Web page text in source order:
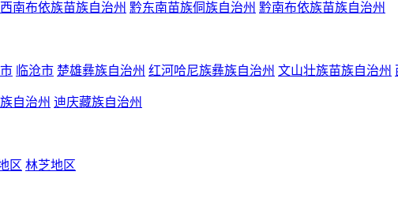
南布依族苗族自治州 黔东南苗族侗族自治州 黔南布依族苗族自治州
临沧市 楚雄彝族自治州 红河哈尼族彝族自治州 文山壮族苗族自治州
自治州 迪庆藏族自治州
区 林芝地区